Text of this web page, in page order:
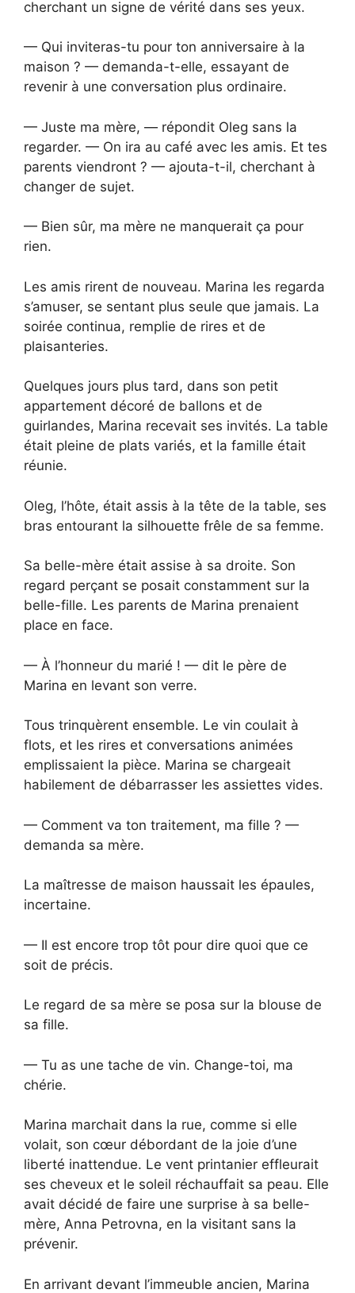
cherchant un signe de vérité dans ses yeux.
— Qui inviteras-tu pour ton anniversaire à la
maison ? — demanda-t-elle, essayant de
revenir à une conversation plus ordinaire.
— Juste ma mère, — répondit Oleg sans la
regarder. — On ira au café avec les amis. Et tes
parents viendront ? — ajouta-t-il, cherchant à
changer de sujet.
— Bien sûr, ma mère ne manquerait ça pour
rien.
Les amis rirent de nouveau. Marina les regarda
s’amuser, se sentant plus seule que jamais. La
soirée continua, remplie de rires et de
plaisanteries.
Quelques jours plus tard, dans son petit
appartement décoré de ballons et de
guirlandes, Marina recevait ses invités. La table
était pleine de plats variés, et la famille était
réunie.
Oleg, l’hôte, était assis à la tête de la table, ses
bras entourant la silhouette frêle de sa femme.
Sa belle-mère était assise à sa droite. Son
regard perçant se posait constamment sur la
belle-fille. Les parents de Marina prenaient
place en face.
— À l’honneur du marié ! — dit le père de
Marina en levant son verre.
Tous trinquèrent ensemble. Le vin coulait à
flots, et les rires et conversations animées
emplissaient la pièce. Marina se chargeait
habilement de débarrasser les assiettes vides.
— Comment va ton traitement, ma fille ? —
demanda sa mère.
La maîtresse de maison haussait les épaules,
incertaine.
— Il est encore trop tôt pour dire quoi que ce
soit de précis.
Le regard de sa mère se posa sur la blouse de
sa fille.
— Tu as une tache de vin. Change-toi, ma
chérie.
Marina marchait dans la rue, comme si elle
volait, son cœur débordant de la joie d’une
liberté inattendue. Le vent printanier effleurait
ses cheveux et le soleil réchauffait sa peau. Elle
avait décidé de faire une surprise à sa belle-
mère, Anna Petrovna, en la visitant sans la
prévenir.
En arrivant devant l’immeuble ancien, Marina